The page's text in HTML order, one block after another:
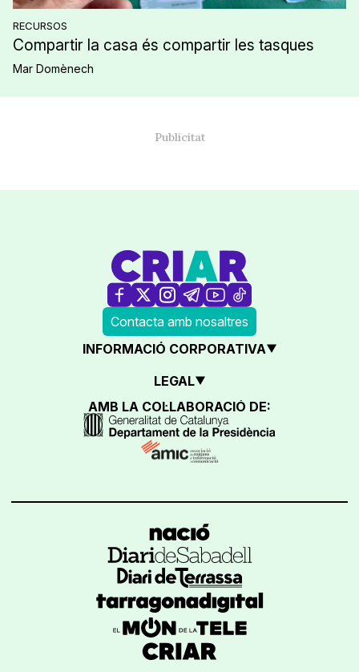
RECURSOS
Compartir la casa és compartir les tasques
Mar Domènech
Contacta amb nosaltres
INFORMACIÓ CORPORATIVA
LEGAL
AMB LA COL·LABORACIÓ DE: